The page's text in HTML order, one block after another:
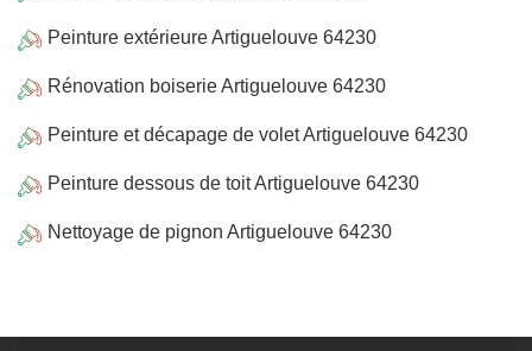
Peinture extérieure Artiguelouve 64230
Rénovation boiserie Artiguelouve 64230
Peinture et décapage de volet Artiguelouve 64230
Peinture dessous de toit Artiguelouve 64230
Nettoyage de pignon Artiguelouve 64230